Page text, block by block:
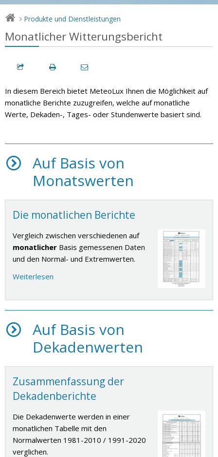
> Produkte und Dienstleistungen
Monatlicher Witterungsbericht
In diesem Bereich bietet MeteoLux Ihnen die Möglichkeit auf
monatliche Berichte zuzugreifen, welche auf monatliche
Werte, Dekaden-, Tages- oder Stundenwerte basiert sind.
Auf Basis von
Monatswerten
Die monatlichen Berichte
Vergleich zwischen verschiedenen auf
monatlicher Basis gemessenen Daten
und den Normal- und Extremwerten.
Weiterlesen
Auf Basis von
Dekadenwerten
Zusammenfassung der
Dekadenberichte
Die Dekadenwerte werden in einer
monatlichen Tabelle mit den
Normalwerten 1981-2010 / 1991-2020
verglichen.